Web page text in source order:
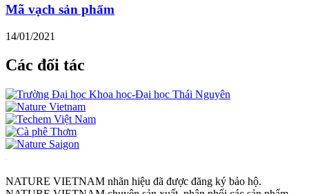
Mã vạch sản phẩm
14/01/2021
Các đối tác
NATURE VIETNAM nhãn hiệu đã được đăng ký bảo hộ.